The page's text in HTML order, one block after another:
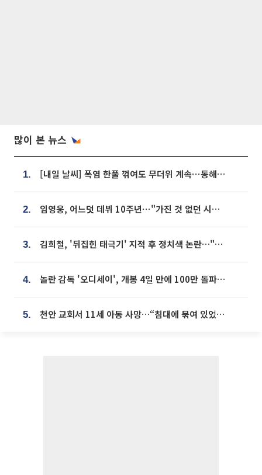
많이 본 뉴스
1. [내일 날씨] 폭염 한풀 꺾여도 무더위 계속⋯동해안 이틀 연속 비
2. 임영웅, 어느덧 데뷔 10주년⋯"가진 것 없던 시절, 내 앞엔 20명의 팬뿐"
3. 김희철, '뒤집힌 태극기' 지적 후 정치색 논란…"좌우 떠나 우리나라 국기"
4. 놀란 감독 '오디세이', 개봉 4일 만에 100만 돌파⋯'왕사남' 보다 빠르다
5. 천안 교회서 11세 아동 사망…“침대에 묶여 있었다” 진술 확보